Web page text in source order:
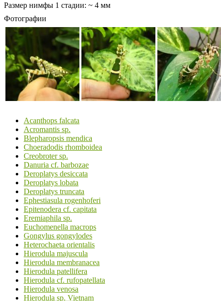
Размер нимфы 1 стадии: ~ 4 мм
Фотографии
Acanthops falcata
Acromantis sp.
Blepharopsis mendica
Choeradodis rhomboidea
Creobroter sp.
Danuria cf. barbozae
Deroplatys desiccata
Deroplatys lobata
Deroplatys truncata
Ephestiasula rogenhoferi
Epitenodera cf. capitata
Eremiaphila sp.
Euchomenella macrops
Gongylus gongylodes
Heterochaeta orientalis
Hierodula majuscula
Hierodula membranacea
Hierodula patellifera
Hierodula cf. rufopatellata
Hierodula venosa
Hierodula sp. Vietnam